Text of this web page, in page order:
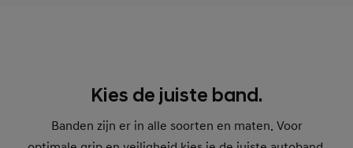
Kies de juiste band.
Banden zijn er in alle soorten en maten. Voor